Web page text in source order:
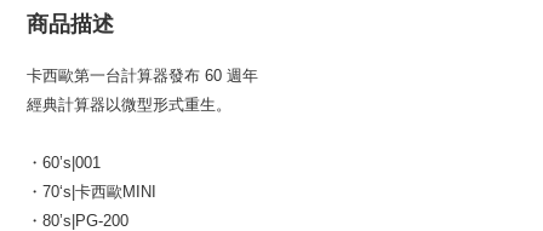
商品描述
卡西歐第一台計算器發布 60 週年
經典計算器以微型形式重生。
・60’s|001
・70‘s|卡西歐MINI
・80’s|PG-200